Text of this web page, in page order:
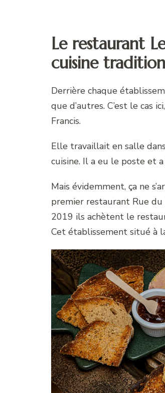
Le restaurant
cuisine
Derrière chaque
que d’autres. C’est le cas
Francis.
Elle travaillait en salle
cuisine. Il a eu le poste et
Mais évidemment, ça ne
premier restaurant Rue du
2019 ils achètent le
Cet établissement situé à